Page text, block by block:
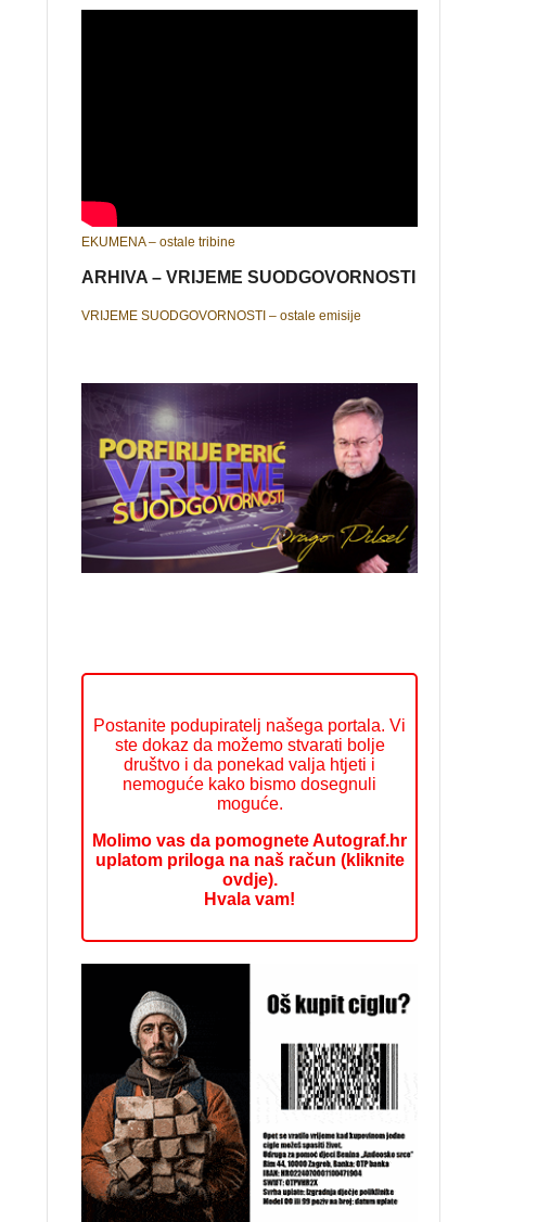
EKUMENA – ostale tribine
ARHIVA – VRIJEME SUODGOVORNOSTI
VRIJEME SUODGOVORNOSTI – ostale emisije
Postanite podupiratelj našega portala. Vi
ste dokaz da možemo stvarati bolje
društvo i da ponekad valja htjeti i
nemoguće kako bismo dosegnuli
moguće.
Molimo vas da pomognete Autograf.hr
uplatom priloga na naš račun (kliknite
ovdje).
Hvala vam!